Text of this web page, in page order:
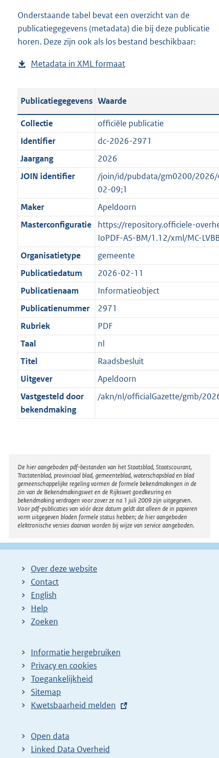
n
l
o
a
p
b
i
c
a
t
i
i
n
f
r
m
a
a
t
a
n
d
g
o
t
t
e
:
o
b
e
k
n
d
Onderstaande tabel bevat een overzicht van de
publicatiegegevens (metadata) die bij deze publicatie
horen. Deze zijn ook als los bestand beschikbaar:
Metadata in XML formaat
t
a
n
d
g
r
o
o
t
t
e
:
1
K
b
Publicatiegegevens Waarde
Collectie
officiële publicatie
Identifier
dc-2026-2971
Jaargang
2026
JOIN identifier
/join/id/pubdata/gm0200/
02-09;1
Maker
Apeldoorn
Masterconfiguratie
https://repository.officiele-
IoPDF-AS-BM/1.12/xml/MC-
Organisatietype
gemeente
Publicatiedatum
2026-02-11
Publicatienaam
Informatieobject
Publicatienummer
2971
Rubriek
PDF
Taal
nl
Titel
Raadsbesluit
Uitgever
Apeldoorn
Vastgesteld door
bekendmaking
/akn/nl/officialGazette/gmb/
Disclaimer
De hier aangeboden pdf-bestanden van het Staatsblad, Staatscourant,
Tractatenblad, provinciaal blad, gemeenteblad, waterschapsblad en blad
gemeenschappelijke regeling vormen de formele bekendmakingen in de
zin van de Bekendmakingswet en de Rijkswet goedkeuring en
bekendmaking verdragen voor zover ze na 1 juli 2009 zijn uitgegeven.
Voor pdf-publicaties van vóór deze datum geldt dat alleen de in papieren
vorm uitgegeven bladen formele status hebben; de hier aangeboden
elektronische versies daarvan worden bij wijze van service aangeboden.
Over deze website
Contact
English
Help
Zoeken
Informatie hergebruiken
Privacy en cookies
Toegankelijkheid
Sitemap
E
t
e
Kwetsbaarheid melden
Open data
Linked Data Overheid